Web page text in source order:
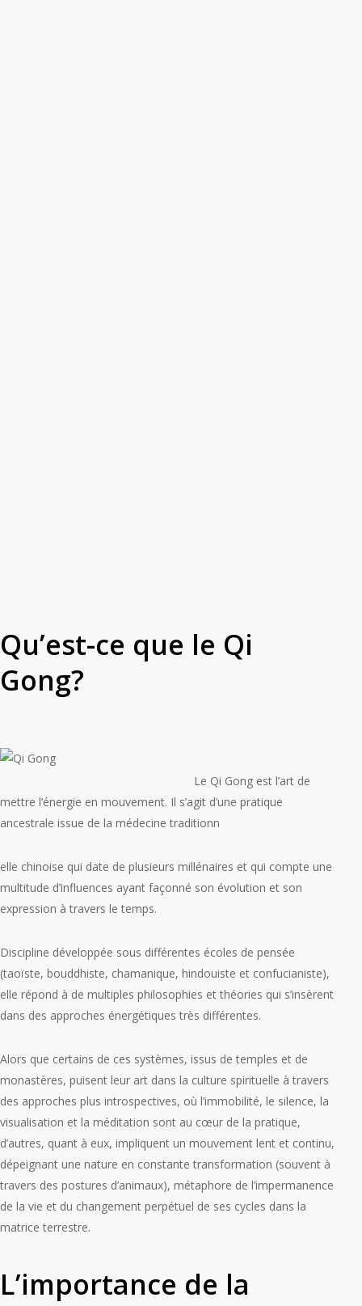
Qu’est-ce que le Qi
Gong?
Le Qi Gong estl’art de
mettre l’énergie en mouvement. Il s’agit d’une pratique
ancestrale issue de la médecine traditionn
elle chinoise qui date de plusieurs millénaires et qui compte une
multitude d’influences ayant façonné son évolution et son
expression à travers le temps.
Discipline développée sous différentes écoles de pensée
(taoïste, bouddhiste, chamanique, hindouiste et confucianiste),
elle répond à de multiples philosophies et théories qui s’insèrent
dans des approches énergétiques très différentes.
Alors que certains de ces systèmes, issus de temples et de
monastères, puisent leur art dans la culture spirituelle à travers
des approches plus introspectives, où l’immobilité, le silence, la
visualisation et la méditation sont au cœur de la pratique,
d’autres, quant à eux, impliquent un mouvement lent et continu,
dépeignant une nature en constante transformation (souvent à
travers des postures d’animaux), métaphore de l’impermanence
de la vie et du changement perpétuel de ses cycles dans la
matrice terrestre.
L’importance de la